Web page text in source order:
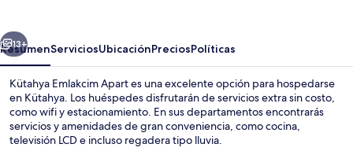
Siguiente
13+
ResumenServiciosUbicaciónPreciosPolíticas
Kütahya Emlakcim Apart es una excelente opción para hospedarse
en Kütahya. Los huéspedes disfrutarán de servicios extra sin costo,
como wifi y estacionamiento. En sus departamentos encontrarás
servicios y amenidades de gran conveniencia, como cocina,
televisión LCD e incluso regadera tipo lluvia.